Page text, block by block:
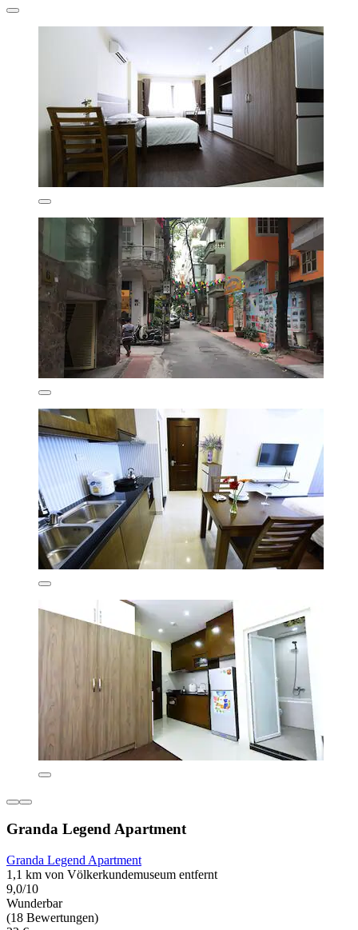
Granda Legend Apartment
Granda Legend Apartment
1,1 km von Völkerkundemuseum entfernt
9,0/10
Wunderbar
(18 Bewertungen)